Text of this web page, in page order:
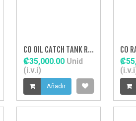
CO OIL CATCH TANK REDONDO RESPIRADERO
₡35,000.00 Unid
(i.v.i)
Añadir